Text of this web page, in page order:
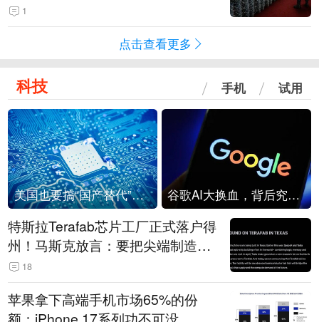
1
点击查看更多
科技 手机 试用
美国也要搞“国产替代”？先算清三笔账 谷歌AI大换血，背后究竟发生了什么？
特斯拉Terafab芯片工厂正式落户得
州！马斯克放言：要把尖端制造带
回美国
18
苹果拿下高端手机市场65%的份